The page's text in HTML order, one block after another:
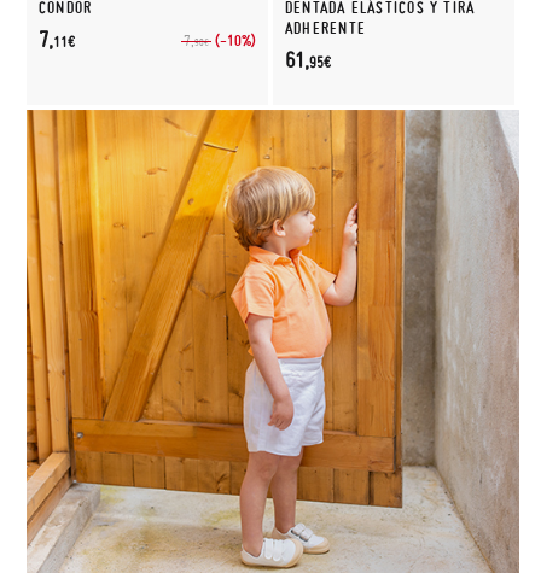
CONDOR
7,90€ (-10%)
7,11€
DENTADA ELÁSTICOS Y TIRA
ADHERENTE
61,95€